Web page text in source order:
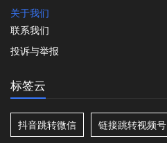
关于我们
联系我们
投诉与举报
标签云
抖音跳转微信 链接跳转视频号